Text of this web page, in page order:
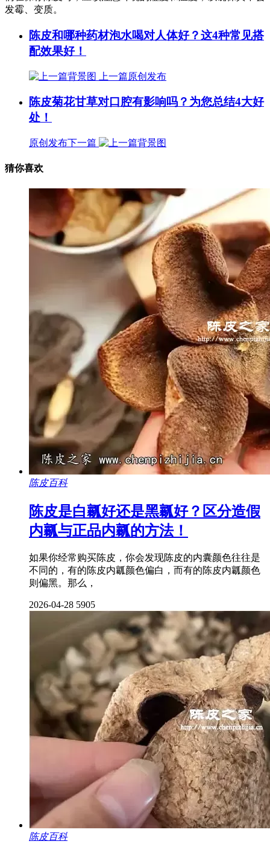
发霉、变质。
陈皮和哪种药材泡水喝对人体好？这4种常见搭
配效果好！
上一篇原创发布
陈皮菊花甘草对口腔有影响吗？为您总结4大好
处！
原创发布下一篇
猜你喜欢
陈皮百科
陈皮是白瓤好还是黑瓤好？区分造假
内瓤与正品内瓤的方法！
如果你经常购买陈皮，你会发现陈皮的内囊颜色往往是
不同的，有的陈皮内瓤颜色偏白，而有的陈皮内瓤颜色
则偏黑。那么，
2026-04-28 5905
陈皮百科